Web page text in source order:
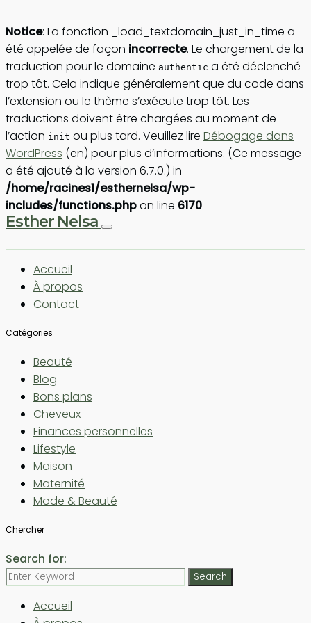
Notice: La fonction _load_textdomain_just_in_time a
été appelée de façon incorrecte. Le chargement de la
traduction pour le domaine authentic a été déclenché
trop tôt. Cela indique généralement que du code dans
l’extension ou le thème s’exécute trop tôt. Les
traductions doivent être chargées au moment de
l’action init ou plus tard. Veuillez lire Débogage dans
WordPress (en) pour plus d’informations. (Ce message
a été ajouté à la version 6.7.0.) in
/home/racines1/esthernelsa/wp-
includes/functions.phpon line 6170
Esther Nelsa
Accueil
À propos
Contact
Catégories
Beauté
Blog
Bons plans
Cheveux
Finances personnelles
Lifestyle
Maison
Maternité
Mode & Beauté
Chercher
Search for:
Search
Accueil